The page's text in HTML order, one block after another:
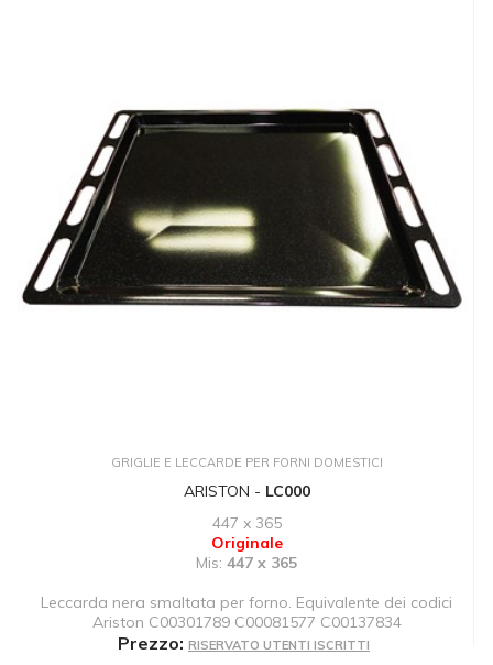
GRIGLIE E LECCARDE PER FORNI DOMESTICI
ARISTON - LC000
447 x 365
Originale
Mis: 447 x 365
Leccarda nera smaltata per forno. Equivalente dei codici
Ariston C00301789 C00081577 C00137834
Prezzo: RISERVATO UTENTI ISCRITTI